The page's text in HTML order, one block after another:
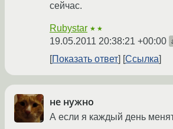
сейчас.
Rubystar ★★
19.05.2011 20:38:21 +00:00
Показать ответ Ссылка
не нужно
А если я каждый день